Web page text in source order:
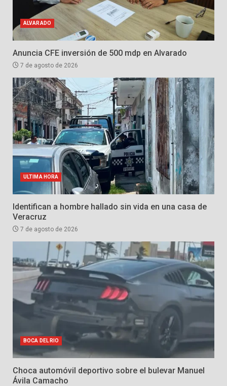
ALVARADO
Anuncia CFE inversión de 500 mdp en Alvarado
7 de agosto de 2026
ULTIMA HORA
Identifican a hombre hallado sin vida en una casa de
Veracruz
7 de agosto de 2026
BOCA DEL RIO
Choca automóvil deportivo sobre el bulevar Manuel
Ávila Camacho